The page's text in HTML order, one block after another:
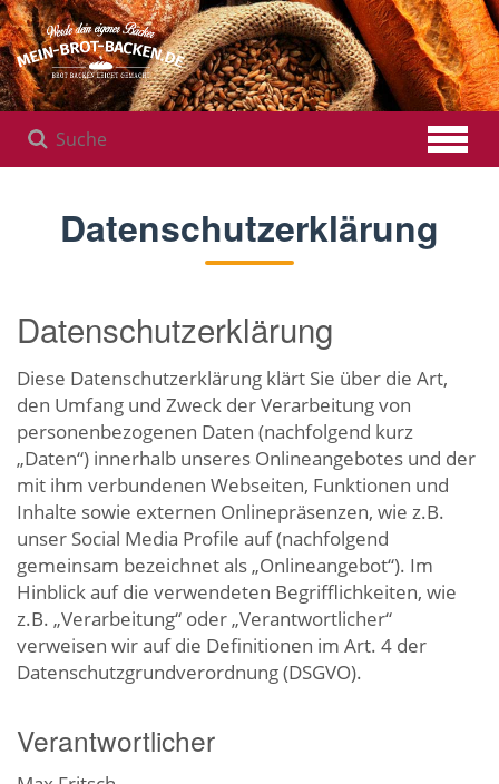
Zum
Hauptinhalt
springen
Datenschutzerklärung
Datenschutzerklärung
Diese Datenschutzerklärung klärt Sie über die Art,
den Umfang und Zweck der Verarbeitung von
personenbezogenen Daten (nachfolgend kurz
„Daten“) innerhalb unseres Onlineangebotes und der
mit ihm verbundenen Webseiten, Funktionen und
Inhalte sowie externen Onlinepräsenzen, wie z.B.
unser Social Media Profile auf (nachfolgend
gemeinsam bezeichnet als „Onlineangebot“). Im
Hinblick auf die verwendeten Begrifflichkeiten, wie
z.B. „Verarbeitung“ oder „Verantwortlicher“
verweisen wir auf die Definitionen im Art. 4 der
Datenschutzgrundverordnung (DSGVO).
Verantwortlicher